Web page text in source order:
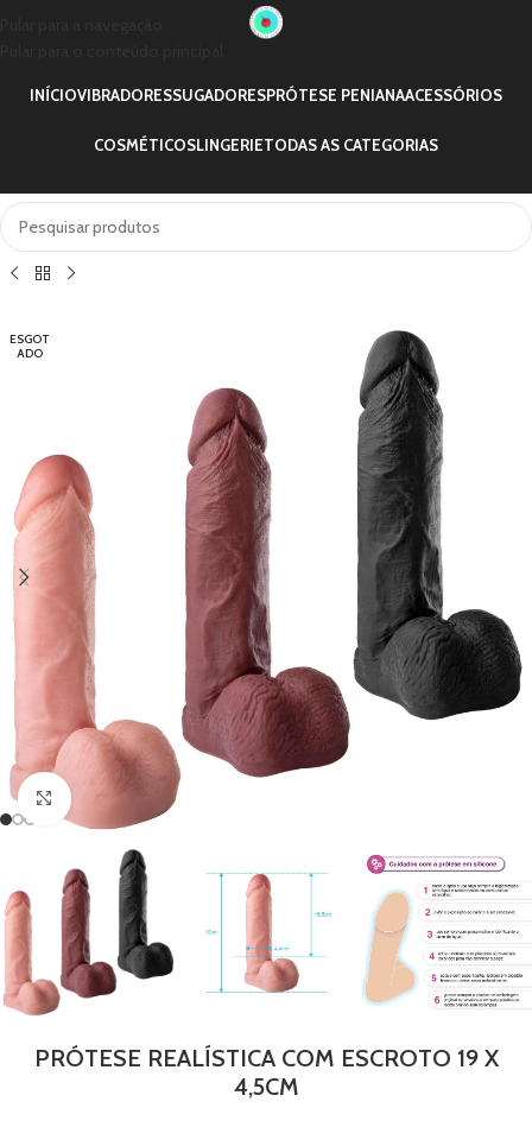
INÍCIOVIBRADORESSUGADORESPRÓTESE PENIANAACESSÓRIOS
COSMÉTICOSLINGERIETODAS AS CATEGORIAS
ESGOT
ADO
Clique para ampliar
PRÓTESE REALÍSTICA COM ESCROTO 19 X
4,5CM